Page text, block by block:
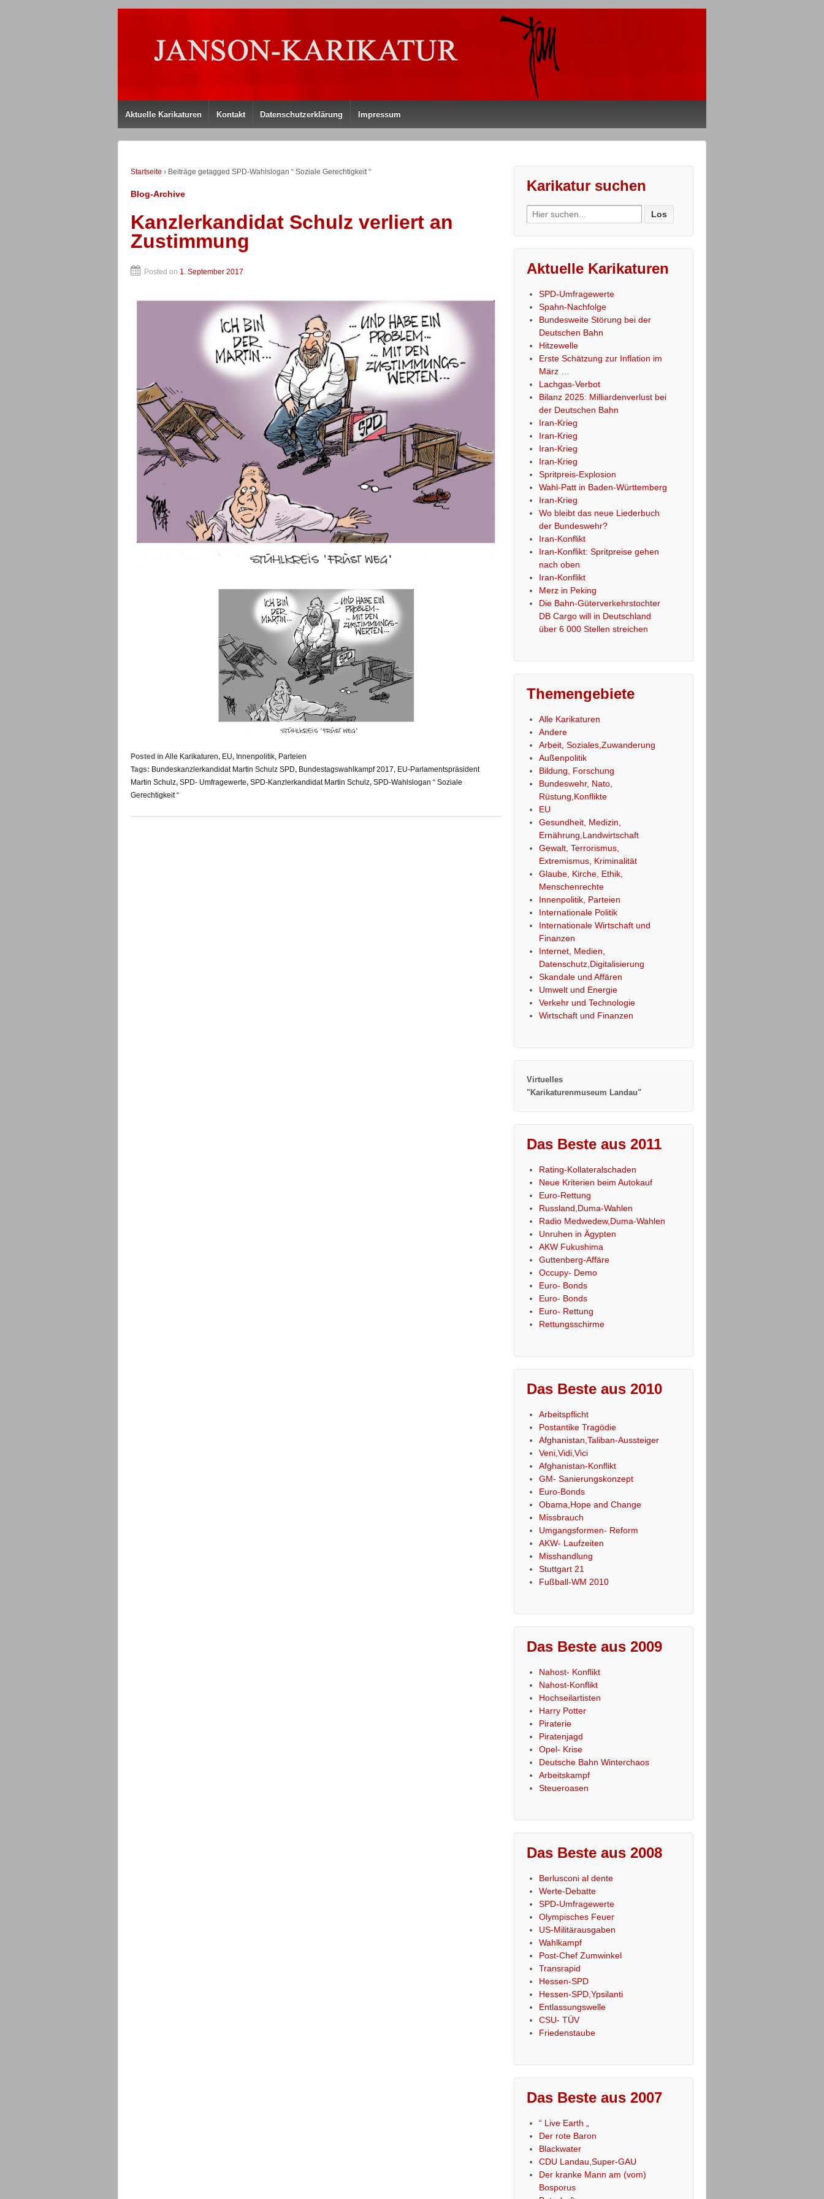
Aktuelle Karikaturen Kontakt Datenschutzerklärung Impressum
Startseite › Beiträge getagged SPD-Wahlslogan “ Soziale Gerechtigkeit “
Blog-Archive
Kanzlerkandidat Schulz verliert an
Zustimmung
Posted on 1. September 2017
Posted in Alle Karikaturen, EU, Innenpolitik, Parteien
Tags: Bundeskanzlerkandidat Martin Schulz SPD, Bundestagswahlkampf 2017, EU-Parlamentspräsident
Martin Schulz, SPD- Umfragewerte, SPD-Kanzlerkandidat Martin Schulz, SPD-Wahlslogan “ Soziale
Gerechtigkeit “
Karikatur suchen
Search
for:
Aktuelle Karikaturen
SPD-Umfragewerte
Spahn-Nachfolge
Bundesweite Störung bei der
Deutschen Bahn
Hitzewelle
Erste Schätzung zur Inflation im
März …
Lachgas-Verbot
Bilanz 2025: Milliardenverlust bei
der Deutschen Bahn
Iran-Krieg
Iran-Krieg
Iran-Krieg
Iran-Krieg
Spritpreis-Explosion
Wahl-Patt in Baden-Württemberg
Iran-Krieg
Wo bleibt das neue Liederbuch
der Bundeswehr?
Iran-Konflikt
Iran-Konflikt: Spritpreise gehen
nach oben
Iran-Konflikt
Merz in Peking
Die Bahn-Güterverkehrstochter
DB Cargo will in Deutschland
über 6 000 Stellen streichen
Themengebiete
Alle Karikaturen
Andere
Arbeit, Soziales,Zuwanderung
Außenpolitik
Bildung, Forschung
Bundeswehr, Nato,
Rüstung,Konflikte
EU
Gesundheit, Medizin,
Ernährung,Landwirtschaft
Gewalt, Terrorismus,
Extremismus, Kriminalität
Glaube, Kirche, Ethik,
Menschenrechte
Innenpolitik, Parteien
Internationale Politik
Internationale Wirtschaft und
Finanzen
Internet, Medien,
Datenschutz,Digitalisierung
Skandale und Affären
Umwelt und Energie
Verkehr und Technologie
Wirtschaft und Finanzen
Virtuelles
"Karikaturenmuseum Landau"
Das Beste aus 2011
Rating-Kollateralschaden
Neue Kriterien beim Autokauf
Euro-Rettung
Russland,Duma-Wahlen
Radio Medwedew,Duma-Wahlen
Unruhen in Ägypten
AKW Fukushima
Guttenberg-Affäre
Occupy- Demo
Euro- Bonds
Euro- Bonds
Euro- Rettung
Rettungsschirme
Das Beste aus 2010
Arbeitspflicht
Postantike Tragödie
Afghanistan,Taliban-Aussteiger
Veni,Vidi,Vici
Afghanistan-Konflikt
GM- Sanierungskonzept
Euro-Bonds
Obama,Hope and Change
Missbrauch
Umgangsformen- Reform
AKW- Laufzeiten
Misshandlung
Stuttgart 21
Fußball-WM 2010
Das Beste aus 2009
Nahost- Konflikt
Nahost-Konflikt
Hochseilartisten
Harry Potter
Piraterie
Piratenjagd
Opel- Krise
Deutsche Bahn Winterchaos
Arbeitskampf
Steueroasen
Das Beste aus 2008
Berlusconi al dente
Werte-Debatte
SPD-Umfragewerte
Olympisches Feuer
US-Militärausgaben
Wahlkampf
Post-Chef Zumwinkel
Transrapid
Hessen-SPD
Hessen-SPD,Ypsilanti
Entlassungswelle
CSU- TÜV
Friedenstaube
Das Beste aus 2007
“ Live Earth „
Der rote Baron
Blackwater
CDU Landau,Super-GAU
Der kranke Mann am (vom)
Bosporus